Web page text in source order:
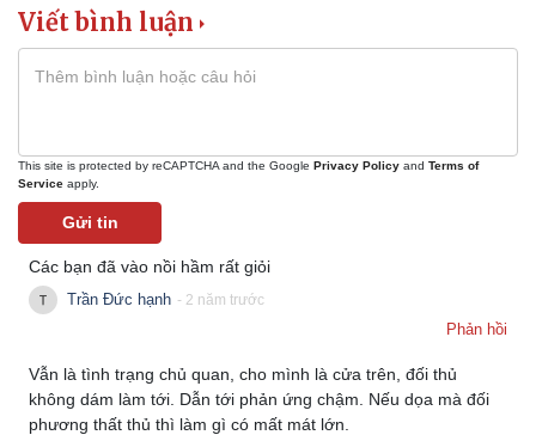
Pháp luật
Vụ án
Tin nóng
Tư vấn luật
Viết bình luận
This site is protected by reCAPTCHA and the Google Privacy Policy and Terms of
Service apply.
Gửi tin
Các bạn đã vào nồi hầm rất giỏi
Trần Đức hạnh - 2 năm trước
Phản hồi
Vẫn là tình trạng chủ quan, cho mình là cửa trên, đối thủ
không dám làm tới. Dẫn tới phản ứng chậm. Nếu dọa mà đối
phương thất thủ thì làm gì có mất mát lớn.